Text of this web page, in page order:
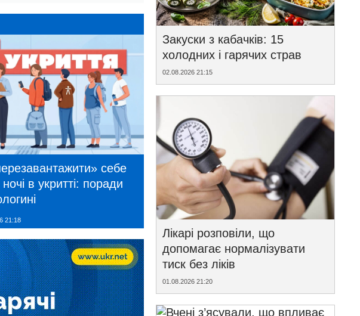
себе
ночі в укритті: поради
21:18
Закуски з кабачків: 15
холодних і гарячих страв
02.08.2026 21:15
Лікарі розповіли, що
допомагає нормалізувати
тиск без ліків
01.08.2026 21:20